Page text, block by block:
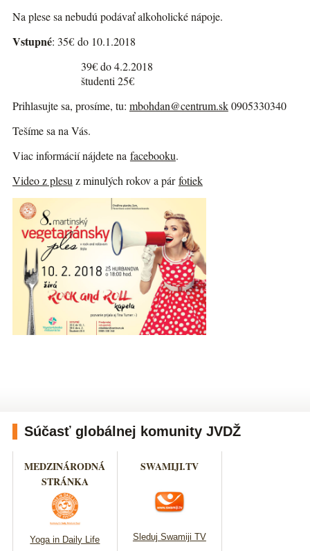
Na plese sa nebudú podávať alkoholické nápoje.
Vstupné: 35€ do 10.1.2018
39€ do 4.2.2018
študenti 25€
Prihlasujte sa, prosíme, tu: mbohdan@centrum.sk0905330340
Tešíme sa na Vás.
Viac informácií nájdete na facebooku.
Video z plesuz minulých rokov a párfotiek
Súčasť globálnej komunity JVDŽ
MEDZINÁRODNÁ
STRÁNKA
Yoga in Daily Life
SWAMIJI.TV
Sleduj Swamiji TV